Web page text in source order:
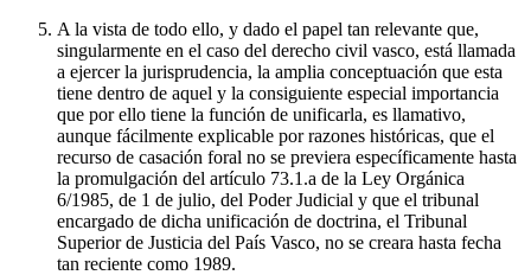
A la vista de todo ello, y dado el papel tan relevante que,
singularmente en el caso del derecho civil vasco, está llamada
a ejercer la jurisprudencia, la amplia conceptuación que esta
tiene dentro de aquel y la consiguiente especial importancia
que por ello tiene la función de unificarla, es llamativo,
aunque fácilmente explicable por razones históricas, que el
recurso de casación foral no se previera específicamente hasta
la promulgación del artículo 73.1.a de la Ley Orgánica
6/1985, de 1 de julio, del Poder Judicial y que el tribunal
encargado de dicha unificación de doctrina, el Tribunal
Superior de Justicia del País Vasco, no se creara hasta fecha
tan reciente como 1989.